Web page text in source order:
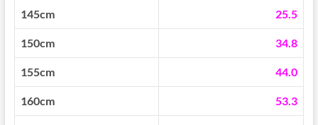
145cm 25.5
150cm 34.8
155cm 44.0
160cm 53.3